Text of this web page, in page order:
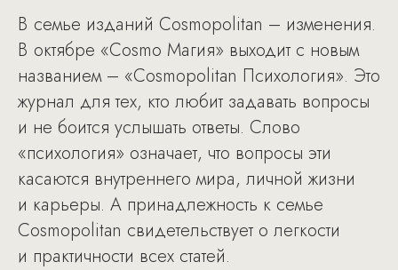
В семье изданий Cosmopolitan – изменения.
В октябре «Cosmo Магия» выходит с новым
названием – «Cosmopolitan Психология». Это
журнал для тех, кто любит задавать вопросы
и не боится услышать ответы. Слово
«психология» означает, что вопросы эти
касаются внутреннего мира, личной жизни
и карьеры. А принадлежность к семье
Cosmopolitan свидетельствует о легкости
и практичности всех статей.